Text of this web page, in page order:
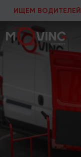
ИЩЕМ ВОДИТЕЛЕЙ